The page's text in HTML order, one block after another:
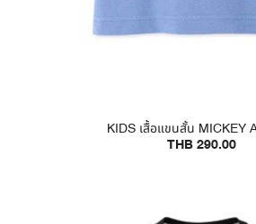
KIDS เสื้อแขนสั้น MICKEY
THB 290.00